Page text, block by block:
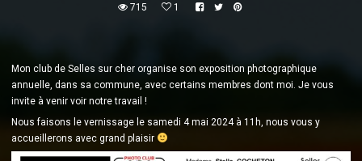
715 1
Mon club de Selles sur cher organise son exposition photographique
annuelle, dans sa commune, avec certains membres dont moi. Je vous
invite à venir voir notre travail !
Nous faisons le vernissage le samedi 4 mai 2024 à 11h, nous vous y
accueillerons avec grand plaisir